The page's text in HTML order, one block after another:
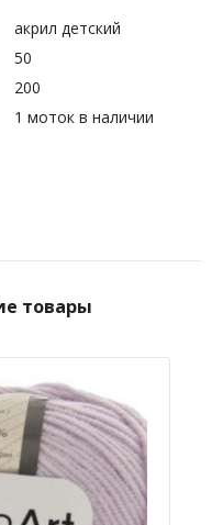
акрил детский
50
200
1 моток в наличии
товары